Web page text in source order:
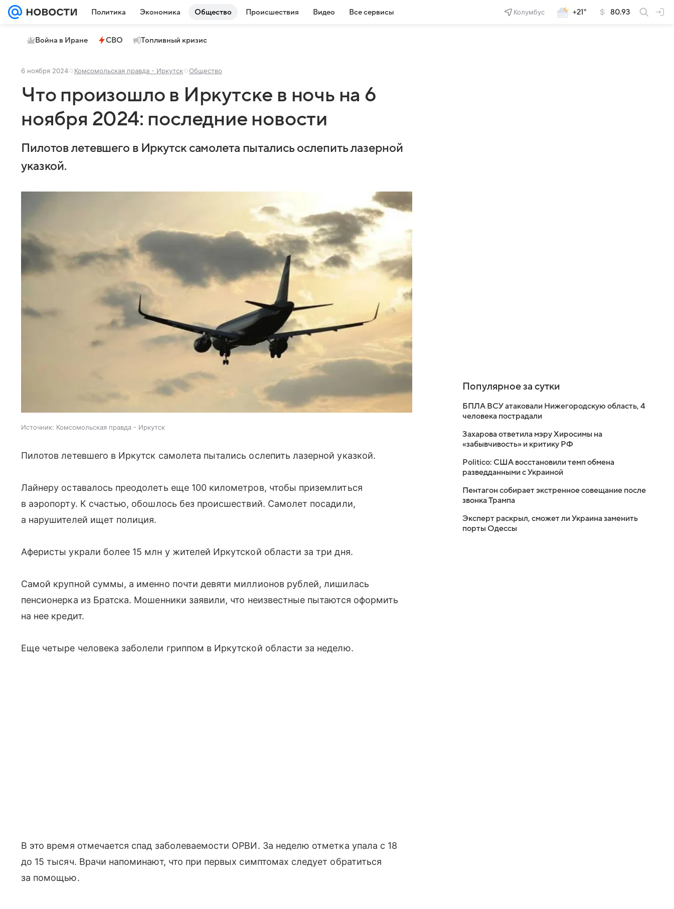
Политика Экономика Общество Происшествия Видео Все сервисы Колумбус +21° 80.93
Война в Иране СВО Топливный кризис
6 ноября 2024 Комсомольская правда - Иркутск Общество
Что произошло в Иркутске в ночь на 6
ноября 2024: последние новости
Пилотов летевшего в Иркутск самолета пытались ослепить лазерной
указкой.
Источник: Комсомольская правда - Иркутск
Пилотов летевшего в Иркутск самолета пытались ослепить лазерной указкой.
Лайнеру оставалось преодолеть еще 100 километров, чтобы приземлиться
в аэропорту. К счастью, обошлось без происшествий. Самолет посадили,
а нарушителей ищет полиция.
Аферисты украли более 15 млн у жителей Иркутской области за три дня.
Самой крупной суммы, а именно почти девяти миллионов рублей, лишилась
пенсионерка из Братска. Мошенники заявили, что неизвестные пытаются оформить
на нее кредит.
Еще четыре человека заболели гриппом в Иркутской области за неделю.
В это время отмечается спад заболеваемости ОРВИ. За неделю отметка упала с 18
до 15 тысяч. Врачи напоминают, что при первых симптомах следует обратиться
за помощью.
Популярное за сутки
БПЛА ВСУ атаковали Нижегородскую область, 4
человека пострадали
Захарова ответила мэру Хиросимы на
«забывчивость» и критику РФ
Politico: США восстановили темп обмена
разведданными с Украиной
Пентагон собирает экстренное совещание после
звонка Трампа
Эксперт раскрыл, сможет ли Украина заменить
порты Одессы